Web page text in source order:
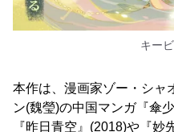
キー
本作は、漫画家ゾー・シャ
ン(魏瑩)の中国マンガ『傘
『昨日青空』(2018)や『